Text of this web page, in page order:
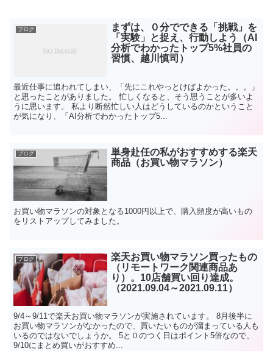
ブログ
まずは、０分でできる「挑戦」を
「実験」と捉え、行動しよう（AI
分析でわかったトップ5%社員の
習慣、越川慎司）
最近仕事に追われてしまい、「先にこれやっとけばよかった。。。」
と思ったことがありました。 忙しくなると、そう思うことが多いよ
うに思います。 私より断然忙しい人はどうしているのかということ
が気になり、「AI分析でわかったトップ5...
ブログ
単身赴任の私がおすすめする楽天
商品（お買い物マラソン）
お買い物マラソンの対象となる1000円以上で、購入頻度が高いもの
をリストアップしてみました。
ブログ
楽天お買い物マラソン買ったもの
（リモートワーク関連商品あ
り）。10店舗買い回り達成。
（2021.09.04～2021.09.11）
9/4～9/11で楽天お買い物マラソンが実施されています。 8月後半に
お買い物マラソンがなかったので、買いたいものが溜まっている人も
いるのではないでしょうか。 5と０のつく日はポイント5倍なので、
9/10にまとめ買いがおすすめ...